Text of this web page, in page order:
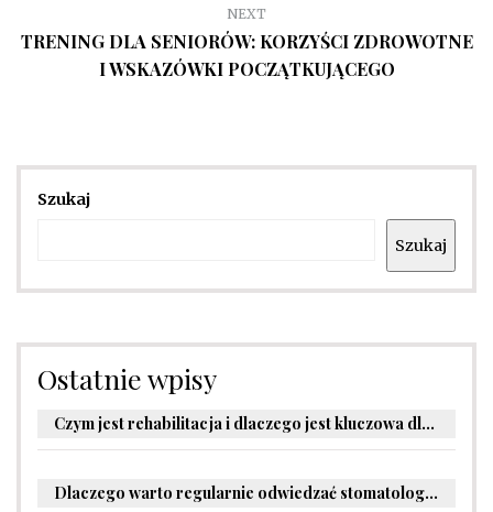
NEXT
TRENING DLA SENIORÓW: KORZYŚCI ZDROWOTNE
I WSKAZÓWKI POCZĄTKUJĄCEGO
Szukaj
Szukaj
Ostatnie wpisy
Czym jest rehabilitacja i dlaczego jest kluczowa dla powrotu do zdrowia?
Dlaczego warto regularnie odwiedzać stomatologa?